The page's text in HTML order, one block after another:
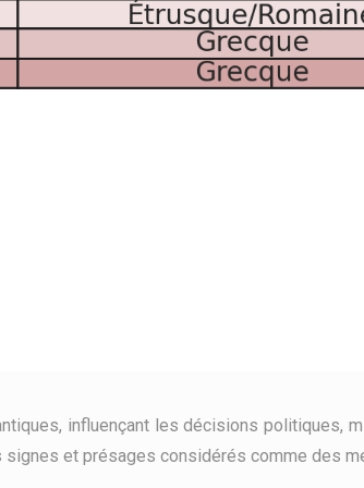
influençant les décisions
et présages considérés comme des